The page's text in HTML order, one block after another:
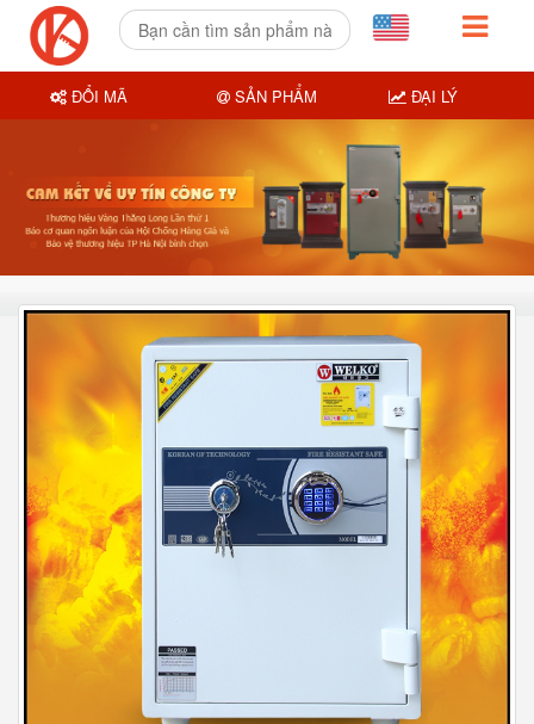
ĐỔI MÃ SẢN PHẨM ĐẠI LÝ